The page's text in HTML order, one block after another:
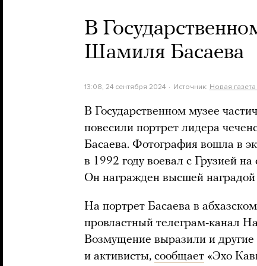
В
Шамиля Басаева
13:08, 24 сентября 2024 Источник: Новая
В Государственном музее
повесили портрет лидера
Басаева. Фотография вошла в
в 1992 году воевал с Грузией на
Он награжден высшей
На портрет Басаева в
провластный телеграм-канал
Возмущение выразили и другие
и активисты, сообщает «Эхо